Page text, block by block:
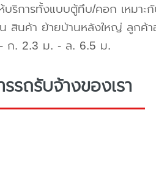
บริการทั้งแบบตู้ทึบ/คอก เหมา
สินค้า ย้ายบ้านหลังใหญ่ ลูกค้า
. 2.3 ม. - ล. 6.5 ม.
รถรับจ้างของเรา